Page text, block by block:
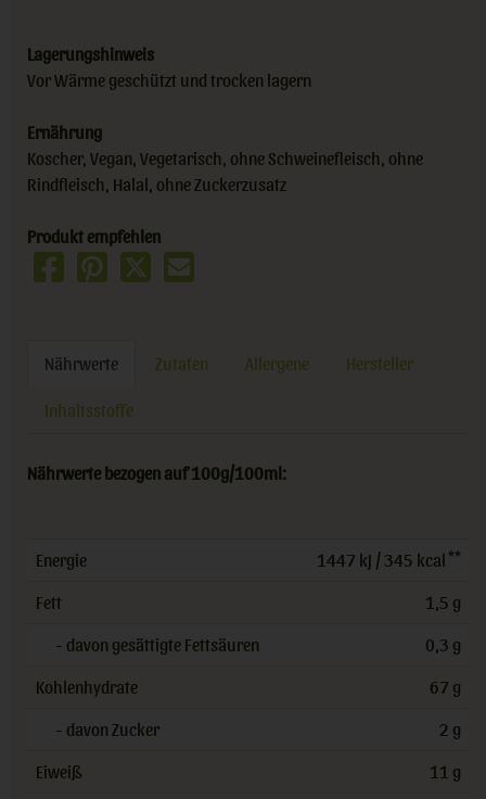
Lagerungshinweis
Vor Wärme geschützt und trocken lagern
Ernährung
Koscher, Vegan, Vegetarisch, ohne Schweinefleisch, ohne
Rindfleisch, Halal, ohne Zuckerzusatz
Produkt empfehlen
Nährwerte Zutaten Allergene Hersteller
Inhaltsstoffe
Nährwerte bezogen auf 100g/100ml:
Energie 1447 kJ / 345 kcal**
Fett 1,5 g
- davon gesättigte Fettsäuren 0,3 g
Kohlenhydrate 67 g
- davon Zucker 2 g
Eiweiß 11 g